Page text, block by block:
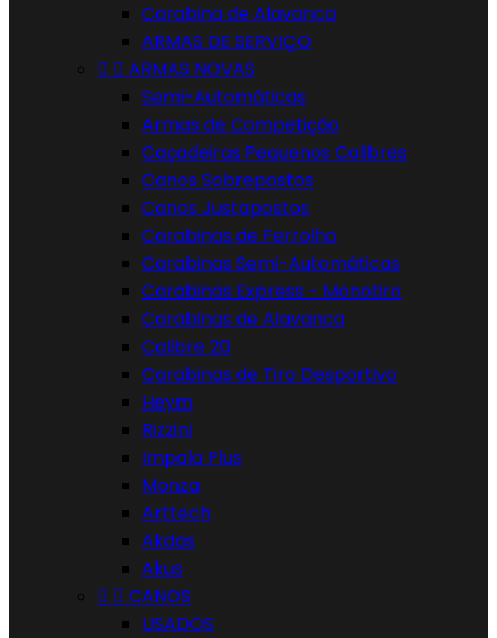
Carabina de Alavanca
ARMAS DE SERVIÇO
  ARMAS NOVAS
Semi-Automáticas
Armas de Competição
Caçadeiras Pequenos Calibres
Canos Sobrepostos
Canos Justapostos
Carabinas de Ferrolho
Carabinas Semi-Automáticas
Carabinas Express - Monotiro
Carabinas de Alavanca
Calibre 20
Carabinas de Tiro Desportivo
Heym
Rizzini
Impala Plus
Monza
Arttech
Akdas
Akus
  CANOS
USADOS